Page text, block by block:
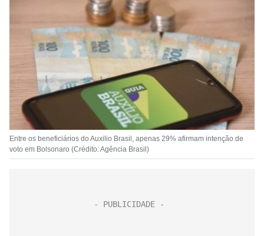
Entre os beneficiários do Auxilio Brasil, apenas 29% afirmam intenção de
voto em Bolsonaro (Crédito: Agência Brasil)